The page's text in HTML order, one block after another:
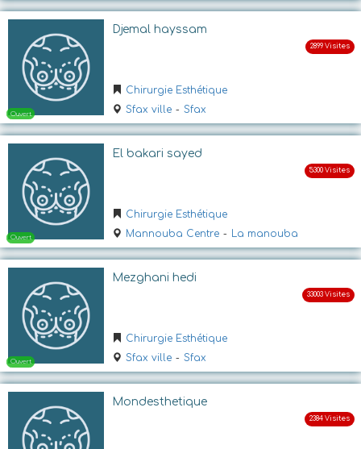
Ouvert
Ouvert
Djemal hayssam
Chirurgie Esthétique
Sfax ville - Sfax
El bakari sayed
Chirurgie Esthétique
Mannouba Centre - La manouba
Mezghani hedi
Chirurgie Esthétique
Sfax ville - Sfax
Mondesthetique